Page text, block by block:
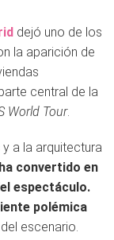
dejó uno de los
la aparición de
central de la
World Tour.
y a la arquitectura
convertido en
espectáculo.
polémica
escenario.